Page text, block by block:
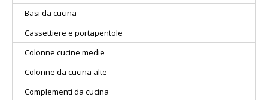
Basi da cucina
Cassettiere e portapentole
Colonne cucine medie
Colonne da cucina alte
Complementi da cucina